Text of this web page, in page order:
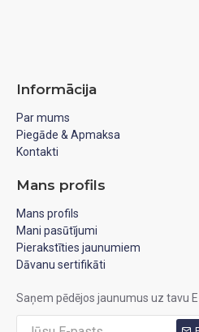
Informācija
Par mums
Piegāde & Apmaksa
Kontakti
Mans profils
Mans profils
Mani pasūtījumi
Pierakstīties jaunumiem
Dāvanu sertifikāti
Saņem pēdējos jaunumus uz tavu